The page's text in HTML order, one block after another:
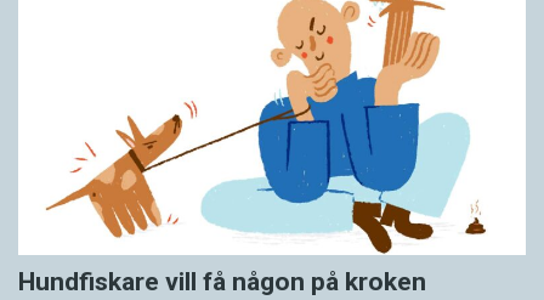
Hundfiskare vill få någon på kroken